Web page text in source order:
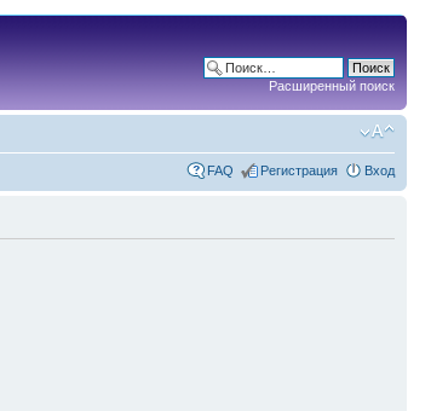
Расширенный поиск
FAQ Регистрация Вход